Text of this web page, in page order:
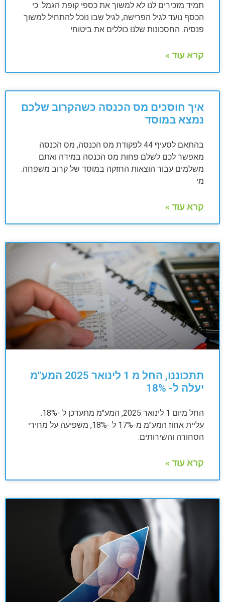
תמיד מזכירים לנו לא למשוך את כספי קופת הגמל. כי
הכסף נועד לגיל הפרישה, לגיל שבו נוכל להתחיל למשוך
פנסיה. החסכונות שלנו כוללים את ביטוחי
קרא עוד »
איך חוסכים מס הכנסה כשהקרוב שלכם
נמצא במוסד
בהתאם לסעיף 44 לפקודת מס הכנסה, מס הכנסה
מאפשר לכם לשלם פחות מס הכנסה במידה ואתם
משלמים עבור הוצאות החזקה במוסד של קרוב משפחה.
מי
קרא עוד »
תתכוננו, החל מ 1 לינואר 2025 המע"מ
יעלה ל- 18%
החל מיום 1 לינואר 2025, המע"מ מתעדכן ל -18%.
עליית אחוז המע"מ מ-17% ל -18%, משפיעה על מחירי
הסחורה והשירותים.
קרא עוד »